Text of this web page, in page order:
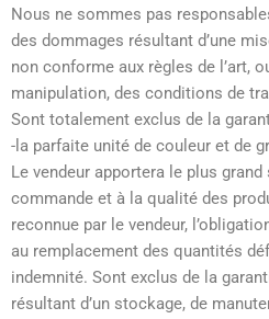
Nous ne sommes pas
des dommages résultant d’une
non conforme aux règles de l’art,
manipulation, des conditions de
Sont totalement exclus de la
-la parfaite unité de couleur et de
Le vendeur apportera le plus
commande et à la qualité des
reconnue par le vendeur,
au remplacement des quantités
indemnité. Sont exclus de la
résultant d’un stockage, de